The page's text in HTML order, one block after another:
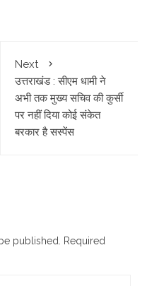
Next
उत्तराखंड : सीएम धामी ने
अभी तक मुख्य सचिव की कुर्सी
पर नहीं दिया कोई संकेत
बरकार है सस्पेंस
published.
Required